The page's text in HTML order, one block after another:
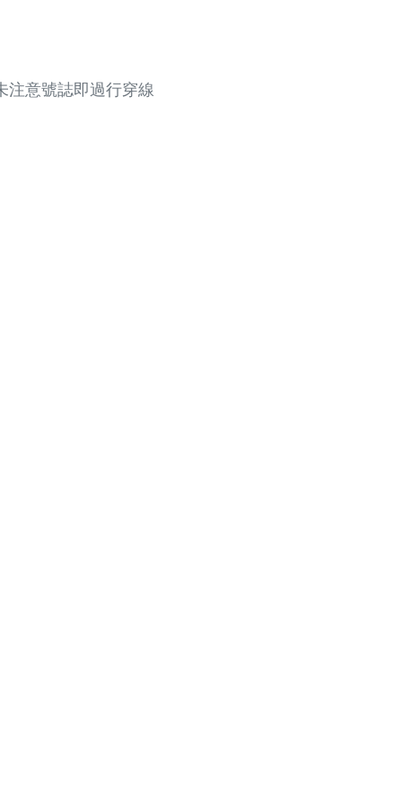
注意號誌即過行穿線